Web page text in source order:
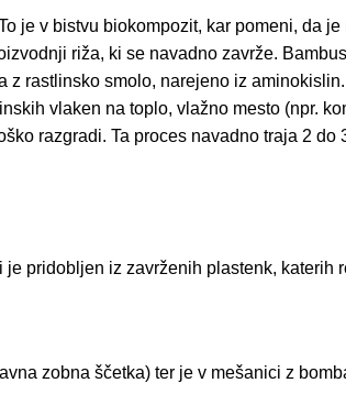
je v bistvu biokompozit, kar pomeni, da
riža, ki se navadno zavrže.
rastlinsko smolo, narejeno iz
vlaken na toplo, vlažno mesto (npr.
razgradi. Ta proces navadno traja 2 do
pridobljen iz zavrženih plastenk, katerih
zobna ščetka) ter je v mešanici z